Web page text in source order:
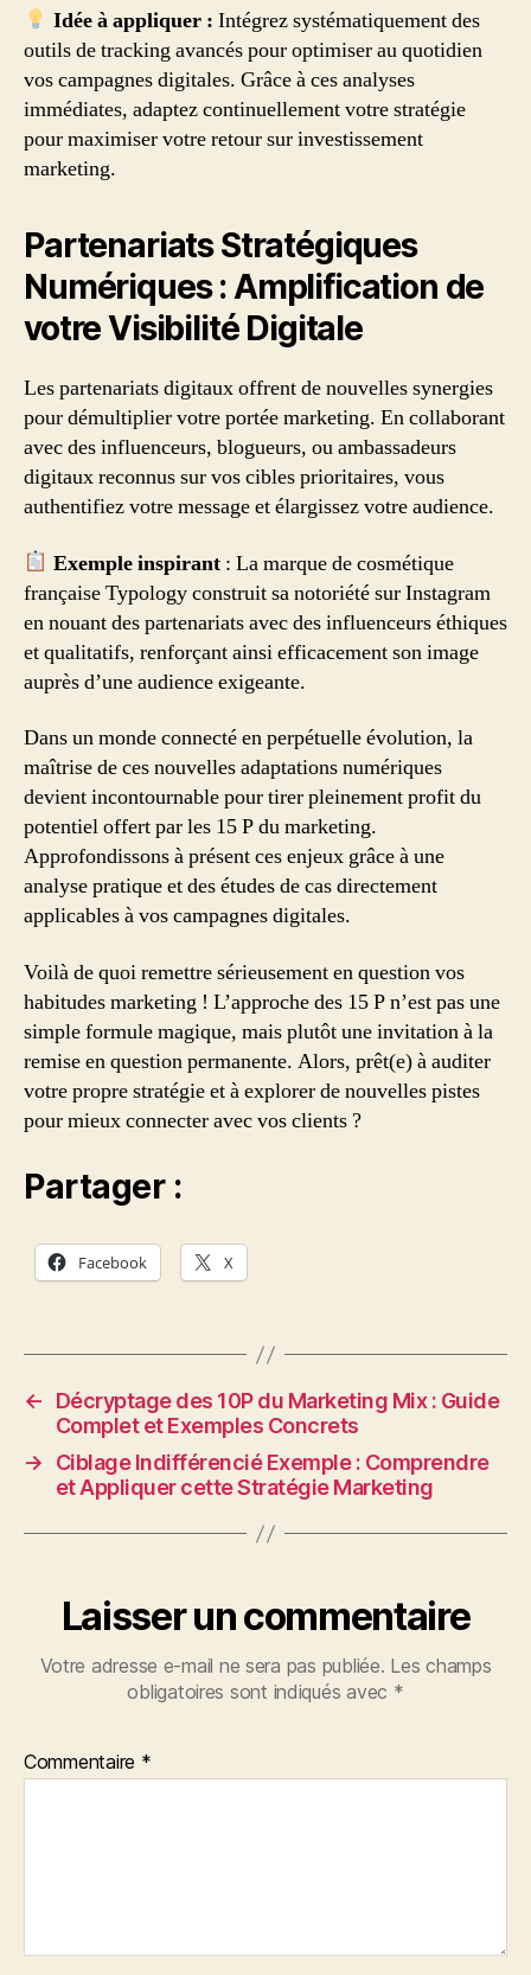
Idée à appliquer : Intégrez systématiquement des
outils de tracking avancés pour optimiser au quotidien
vos campagnes digitales. Grâce à ces analyses
immédiates, adaptez continuellement votre stratégie
pour maximiser votre retour sur investissement
marketing.
Partenariats Stratégiques
Numériques : Amplification de
votre Visibilité Digitale
Les partenariats digitaux offrent de nouvelles synergies
pour démultiplier votre portée marketing. En collaborant
avec des influenceurs, blogueurs, ou ambassadeurs
digitaux reconnus sur vos cibles prioritaires, vous
authentifiez votre message et élargissez votre audience.
Exemple inspirant: La marque de cosmétique
française Typology construit sa notoriété sur Instagram
en nouant des partenariats avec des influenceurs éthiques
et qualitatifs, renforçant ainsi efficacement son image
auprès d’une audience exigeante.
Dans un monde connecté en perpétuelle évolution, la
maîtrise de ces nouvelles adaptations numériques
devient incontournable pour tirer pleinement profit du
potentiel offert par les 15 P du marketing.
Approfondissons à présent ces enjeux grâce à une
analyse pratique et des études de cas directement
applicables à vos campagnes digitales.
Voilà de quoi remettre sérieusement en question vos
habitudes marketing ! L’approche des 15 P n’est pas une
simple formule magique, mais plutôt une invitation à la
remise en question permanente. Alors, prêt(e) à auditer
votre propre stratégie et à explorer de nouvelles pistes
pour mieux connecter avec vos clients ?
Partager :
Facebook X
←
Décryptage des 10P du Marketing Mix : Guide
Complet et Exemples Concrets
→
Ciblage Indifférencié Exemple : Comprendre
et Appliquer cette Stratégie Marketing
Laisser un commentaire
Votre adresse e-mail ne sera pas publiée. Les champs
obligatoires sont indiqués avec *
Commentaire *